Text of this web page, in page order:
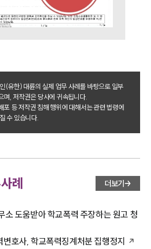
업무사례
고객후기
업무분야
학교폭력대응팀 업무
전체
학교폭력전문변호사
소식/자료
언론보도
(유한) 대륜의 실제 업무 사례를 바탕으로 일부
며, 저작권은 당사에 귀속됩니다.
포 등 저작권 침해 행위에 대해서는 관련 법령에
수 있습니다.
례 더보기
소 도움받아 학교폭력 주장하는 원고 청
호사, 학교폭력징계처분 집행정지